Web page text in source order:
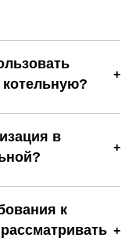
распределения
как единый
влияет на всю
в заводских
качество сборки и
работ на
в
режимов
защиту от
дистанционного
к